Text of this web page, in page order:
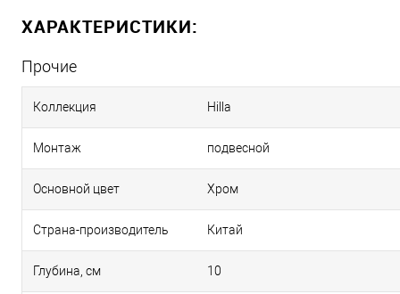
ХАРАКТЕРИСТИКИ:
Прочие
Коллекция Hilla
Монтаж подвесной
Основной цвет Хром
Страна-производитель Китай
Глубина, см 10